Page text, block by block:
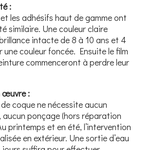
:
les adhésifs haut de gamme ont
similaire. Une couleur claire
intacte de 8 à 10 ans et 4
une couleur foncée. Ensuite le film
commenceront à perdre leur
œuvre :
coque ne nécessite aucun
ponçage (hors réparation
printemps et en été, l’intervention
en extérieur. Une sortie d’eau